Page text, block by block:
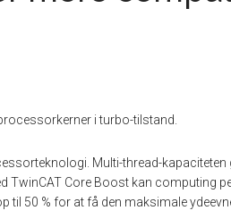
i turbo-tilstand.
Multi-thread-kapaciteten
TwinCAT Core Boost kan computing
til 50 % for at få den maksimale